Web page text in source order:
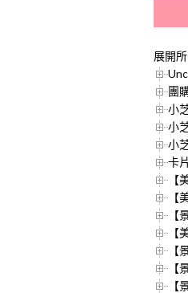
展開
團
小
小
小
卡
【
【
【
【
【
【
【